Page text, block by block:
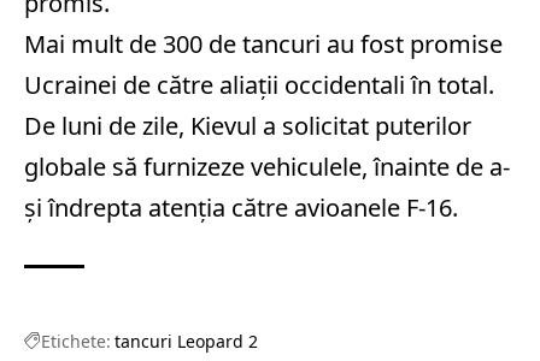
Mai mult de 300 de tancuri au fost promise
Ucrainei de către aliații occidentali în total.
De luni de zile, Kievul a solicitat puterilor
globale să furnizeze vehiculele, înainte de a-
și îndrepta atenția către avioanele F-16.
Etichete: tancuri Leopard 2